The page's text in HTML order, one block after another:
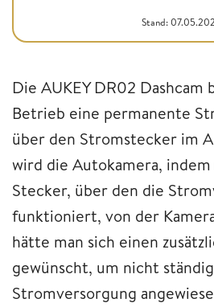
Stand:
Die AUKEY DR02
Betrieb eine permanente
über den Stromstecker im
wird die Autokamera, indem
Stecker, über den die
funktioniert, von der
hätte man sich einen
gewünscht, um nicht
Stromversorgung